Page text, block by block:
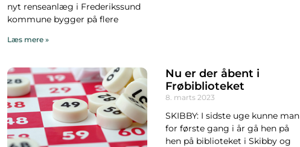
nyt renseanlæg i Frederikssund
kommune bygger på flere
Læs mere »
Nu er der åbent i
Frøbiblioteket
8. marts 2023
SKIBBY: I sidste uge kunne man
for første gang i år gå hen på
hen på biblioteket i Skibby og